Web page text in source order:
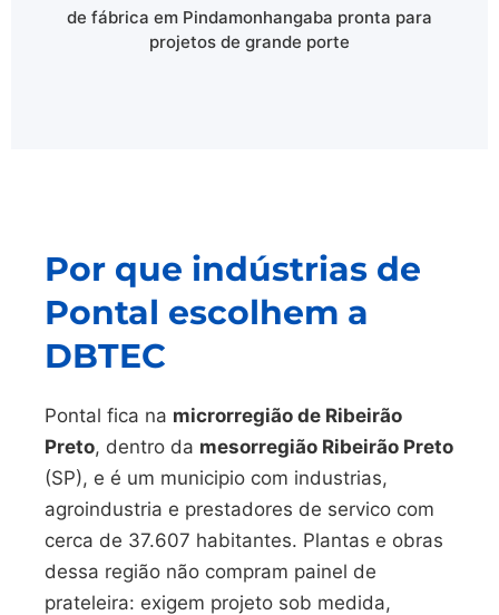
de fábrica em Pindamonhangaba pronta para
projetos de grande porte
Por que indústrias de
Pontal escolhem a
DBTEC
Pontal fica na microrregião de Ribeirão
Preto, dentro da mesorregião Ribeirão Preto
(SP), e é um municipio com industrias,
agroindustria e prestadores de servico com
cerca de 37.607 habitantes. Plantas e obras
dessa região não compram painel de
prateleira: exigem projeto sob medida,